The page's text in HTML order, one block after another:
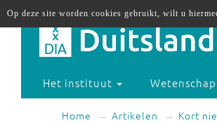
Het instituut Wetenschap
Home Artikelen Kort
Op deze site worden cookies gebruikt, wilt u